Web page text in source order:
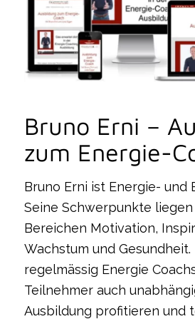
Bruno Erni –
zum Energie-
Bruno Erni ist Energie- und
Seine Schwerpunkte
Bereichen Motivation,
Wachstum und
regelmässig Energie
Teilnehmer auch
Ausbildung profitieren und